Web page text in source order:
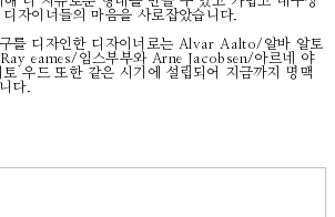
자이너들의 마음을 사로잡았습니다.
를 디자인한 디자이너로는 Alvar Aalto/알바 알토
eames/임스부부와 Arne Jacobsen/아르네 야
우드 또한 같은 시기에 설립되어 지금까지 명맥
다.